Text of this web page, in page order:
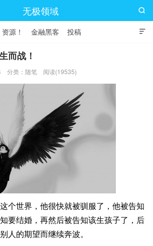
无极领域

资源！ 金融黑客 投稿

而战！
分类： 随笔 阅读(19535)
个世界，他很快就被驯服了，他被告知
要结婚，再然后被告知该生孩子了，后
人的期望而继续奔波。